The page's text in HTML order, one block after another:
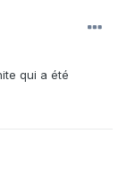
qui a été